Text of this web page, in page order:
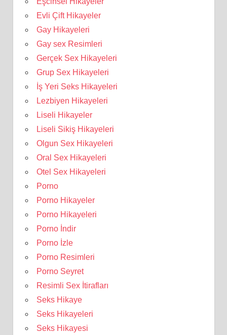
Evli Çift Hikayeler
Gay Hikayeleri
Gay sex Resimleri
Gerçek Sex Hikayeleri
Grup Sex Hikayeleri
İş Yeri Seks Hikayeleri
Lezbiyen Hikayeleri
Liseli Hikayeler
Liseli Sikiş Hikayeleri
Olgun Sex Hikayeleri
Oral Sex Hikayeleri
Otel Sex Hikayeleri
Porno
Porno Hikayeler
Porno Hikayeleri
Porno İndir
Porno İzle
Porno Resimleri
Porno Seyret
Resimli Sex İtirafları
Seks Hikaye
Seks Hikayeleri
Seks Hikayesi